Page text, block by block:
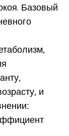
Базовый
и